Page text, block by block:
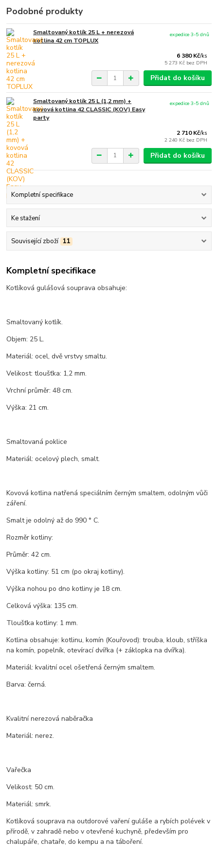
Podobné produkty
Smaltovaný kotlík 25 L + nerezová
kotlina 42 cm TOPLUX
6 380 Kč/ks
5 273 Kč bez DPH
expedice 3-5 dnů
Přidat do košíku
Smaltovaný kotlík 25 L (1,2 mm) +
kovová kotlina 42 CLASSIC (KOV) Easy
party
2 710 Kč/ks
2 240 Kč bez DPH
expedice 3-5 dnů
Přidat do košíku
Kompletní specifikace
Ke stažení
Související zboží 11
Kompletní specifikace
Kotlíková gulášová souprava obsahuje:
Smaltovaný kotlík.
Objem: 25 L.
Materiál: ocel, dvě vrstvy smaltu.
Velikost: tloušťka: 1,2 mm.
Vrchní průměr: 48 cm.
Výška: 21 cm.
Smaltovaná poklice
Materiál: ocelový plech, smalt.
Kovová kotlina natřená speciálním černým smaltem, odolným vůči
záření.
Smalt je odolný až do 990 ° C.
Rozměr kotliny:
Průměr: 42 cm.
Výška kotliny: 51 cm (po okraj kotliny).
Výška nohou po dno kotliny je 18 cm.
Celková výška: 135 cm.
Tloušťka kotliny: 1 mm.
Kotlina obsahuje: kotlinu, komín (Kouřovod): trouba, kloub, stříška
na komín, popelník, otevírací dvířka (+ záklopka na dvířka).
Materiál: kvalitní ocel ošetřená černým smaltem.
Barva: černá.
Kvalitní nerezová naběračka
Materiál: nerez.
Vařečka
Velikost: 50 cm.
Materiál: smrk.
Kotlíková souprava na outdorové vaření guláše a rybích polévek v
přírodě, v zahradě nebo v otevřené kuchyně, především pro
chalupáře, chataře, do kempu a na táboření.